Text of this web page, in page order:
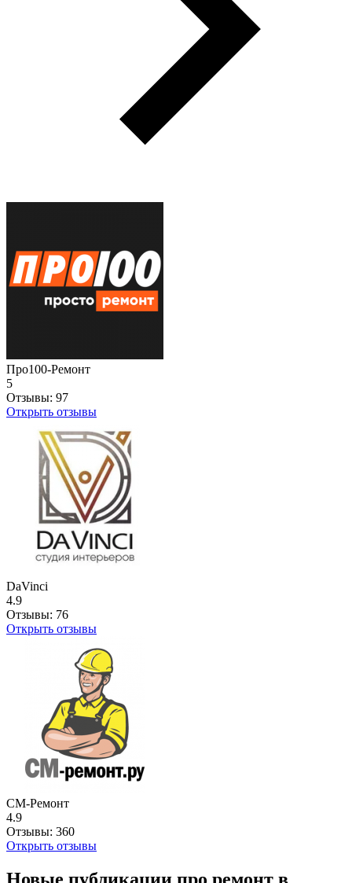
Про100-Ремонт
5
Отзывы: 97
Открыть отзывы
DaVinci
4.9
Отзывы: 76
Открыть отзывы
СМ-Ремонт
4.9
Отзывы: 360
Открыть отзывы
Новые публикации про ремонт в